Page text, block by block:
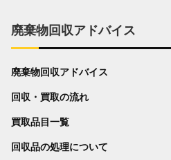
廃棄物回収アドバイス
廃棄物回収アドバイス
回収・買取の流れ
買取品目一覧
回収品の処理について